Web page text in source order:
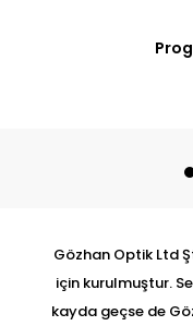
Gözhan Optik Ltd
için kurulmuştur.
kayda geçse de